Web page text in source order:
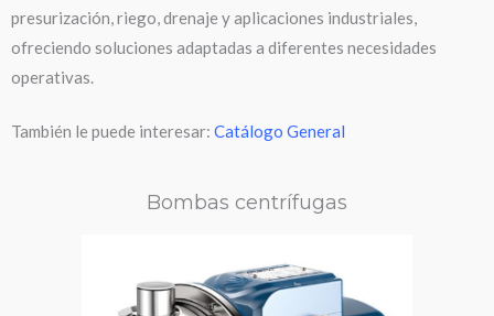
presurización, riego, drenaje y aplicaciones industriales,
ofreciendo soluciones adaptadas a diferentes necesidades
operativas.
También le puede interesar: Catálogo General
Bombas centrífugas